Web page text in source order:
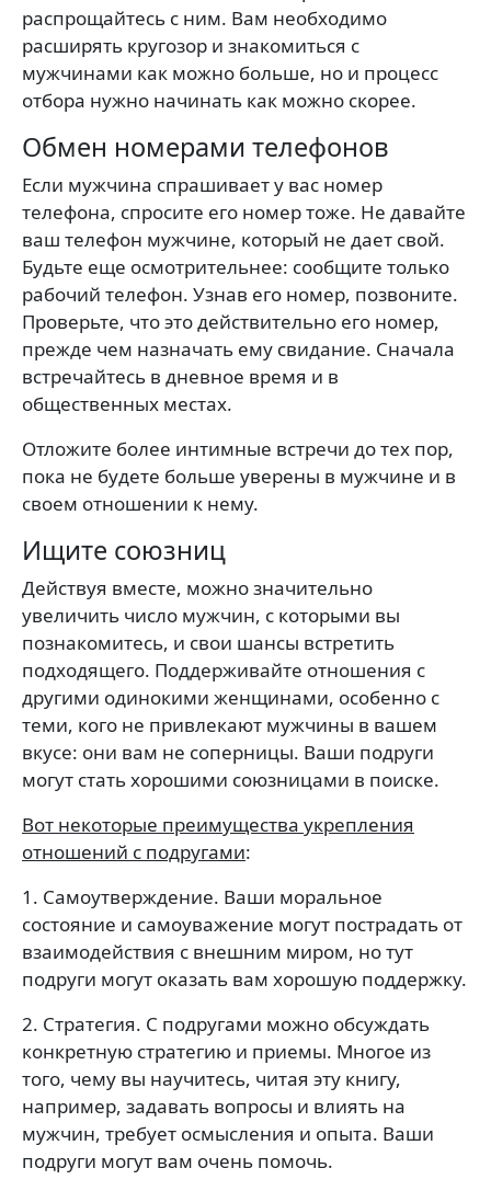
распрощайтесь с ним. Вам необходимо
расширять кругозор и знакомиться с
мужчинами как можно больше, но и процесс
отбора нужно начинать как можно скорее.
Обмен номерами телефонов
Если мужчина спрашивает у вас номер
телефона, спросите его номер тоже. Не давайте
ваш телефон мужчине, который не дает свой.
Будьте еще осмотрительнее: сообщите только
рабочий телефон. Узнав его номер, позвоните.
Проверьте, что это действительно его номер,
прежде чем назначать ему свидание. Сначала
встречайтесь в дневное время и в
общественных местах.
Отложите более интимные встречи до тех пор,
пока не будете больше уверены в мужчине и в
своем отношении к нему.
Ищите союзниц
Действуя вместе, можно значительно
увеличить число мужчин, с которыми вы
познакомитесь, и свои шансы встретить
подходящего. Поддерживайте отношения с
другими одинокими женщинами, особенно с
теми, кого не привлекают мужчины в вашем
вкусе: они вам не соперницы. Ваши подруги
могут стать хорошими союзницами в поиске.
Вот некоторые преимущества укрепления
отношений с подругами:
1. Самоутверждение. Ваши моральное
состояние и самоуважение могут пострадать от
взаимодействия с внешним миром, но тут
подруги могут оказать вам хорошую поддержку.
2. Стратегия. С подругами можно обсуждать
конкретную стратегию и приемы. Многое из
того, чему вы научитесь, читая эту книгу,
например, задавать вопросы и влиять на
мужчин, требует осмысления и опыта. Ваши
подруги могут вам очень помочь.